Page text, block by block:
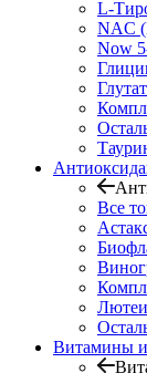
L-
NAC
Now
Все
Витамины